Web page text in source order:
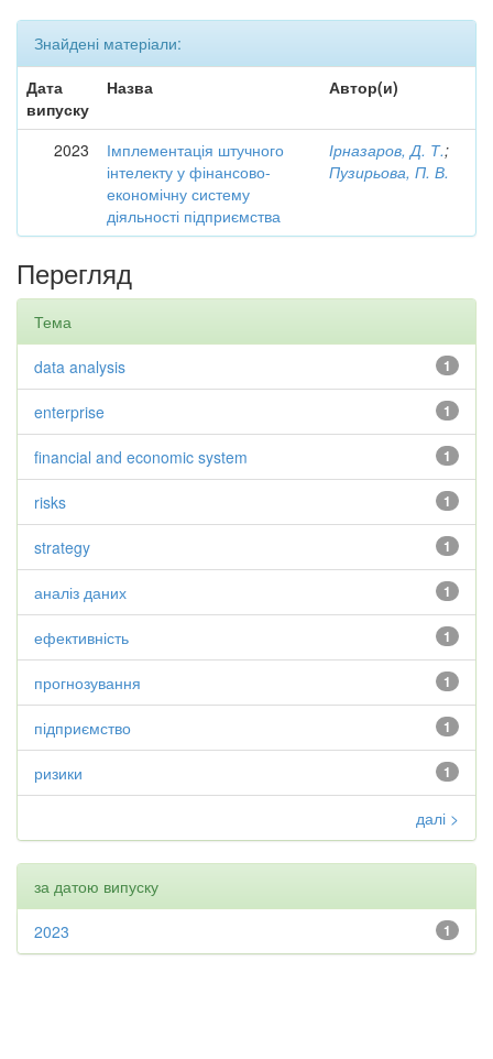
Знайдені матеріали:
Дата
випуску
Назва Автор(и)
2023
Імплементація штучного
інтелекту у фінансово-
економічну систему
діяльності підприємства
Ірназаров, Д. Т.;
Пузирьова, П. В.
Перегляд
Тема
1
data analysis
1
enterprise
1
financial and economic system
1
risks
1
strategy
1
аналіз даних
1
ефективність
1
прогнозування
1
підприємство
1
ризики
далі >
за датою випуску
1
2023